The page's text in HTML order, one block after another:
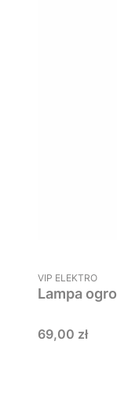
PRODUCENT
VIP ELEKTRO
Cena
69,00 zł